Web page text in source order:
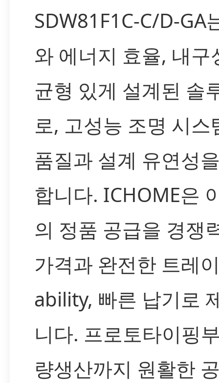
SDW81F1C-C/D-GA
와 에너지 효율, 내구
균형 있게 설계된 솔
로, 고성능 조명 시스
품질과 설계 유연성
합니다. ICHOME은
의 정품 공급을 경쟁
가격과 완전한 트레
ability, 빠른 납기로
니다. 프로토타이핑
량생산까지 원활한